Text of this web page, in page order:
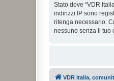
Stato dove “VDR
indirizzi IP sono
ritenga necessario.
nessuno senza il tuo
VDR Italia,